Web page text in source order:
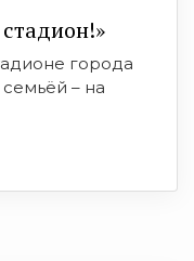
города
– на